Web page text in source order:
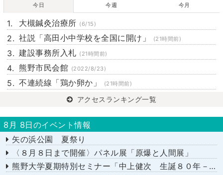
今日 今週 今月
大槻鍼灸治療所 (6/15)
社説「高田小中学校を全国に開け」 (21時間前)
建設事務所入札 (21時間前)
熊野市民会館 (2022/8/23)
不連続線「鶏か卵か」 (21時間前)
アクセスランキング一覧
8月 8日のイベント情報
矢の浜公園 夏祭り
〈８月８日まで開催〉パネル展「原爆と人間展」
熊野大学夏期特別セミナー「中上健次 生誕８０年－時代へのまなざし－」